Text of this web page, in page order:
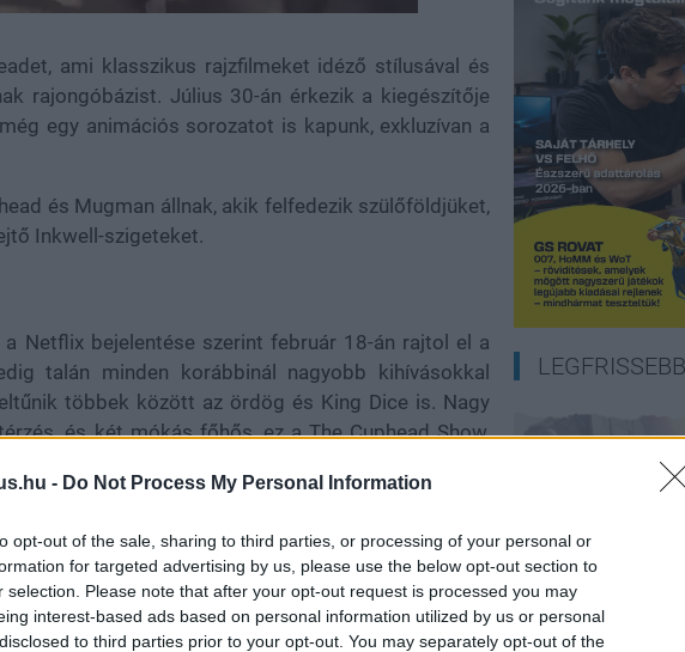
- Do Not Process My Personal Information
opt-out of the sale, sharing to third parties, or processing of your personal or
for targeted advertising by us, please use the below opt-out section to
selection. Please note that after your opt-out request is processed you may
interest-based ads based on personal information utilized by us or personal
to third parties prior to your opt-out. You may separately opt-out of the
ami klasszikus rajzfilmeket idéző stílusával és
rajongóbázist. Július 30-án érkezik a kiegészítője
egy animációs sorozatot is kapunk, exkluzívan a
és Mugman állnak, akik felfedezik szülőföldjüket,
Inkwell-szigeteket.
Netflix bejelentése szerint február 18-án rajtol el a
talán minden korábbinál nagyobb kihívásokkal
többek között az ördög és King Dice is. Nagy
és két mókás főhős, ez a The Cuphead Show,
és Bögrearc: